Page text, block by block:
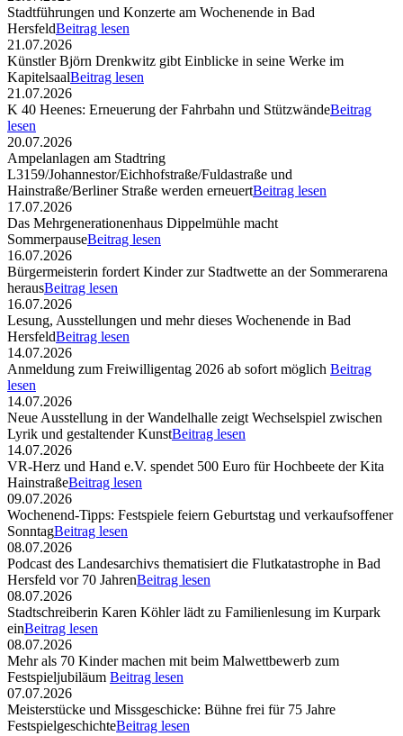
Stadtführungen und Konzerte am Wochenende in Bad
HersfeldBeitrag lesen
21.07.2026
Künstler Björn Drenkwitz gibt Einblicke in seine Werke im
KapitelsaalBeitrag lesen
21.07.2026
K 40 Heenes: Erneuerung der Fahrbahn und StützwändeBeitrag
lesen
20.07.2026
Ampelanlagen am Stadtring
L3159/Johannestor/Eichhofstraße/Fuldastraße und
Hainstraße/Berliner Straße werden erneuertBeitrag lesen
17.07.2026
Das Mehrgenerationenhaus Dippelmühle macht
SommerpauseBeitrag lesen
16.07.2026
Bürgermeisterin fordert Kinder zur Stadtwette an der Sommerarena
herausBeitrag lesen
16.07.2026
Lesung, Ausstellungen und mehr dieses Wochenende in Bad
HersfeldBeitrag lesen
14.07.2026
Anmeldung zum Freiwilligentag 2026 ab sofort möglich Beitrag
lesen
14.07.2026
Neue Ausstellung in der Wandelhalle zeigt Wechselspiel zwischen
Lyrik und gestaltender KunstBeitrag lesen
14.07.2026
VR-Herz und Hand e.V. spendet 500 Euro für Hochbeete der Kita
HainstraßeBeitrag lesen
09.07.2026
Wochenend-Tipps: Festspiele feiern Geburtstag und verkaufsoffener
SonntagBeitrag lesen
08.07.2026
Podcast des Landesarchivs thematisiert die Flutkatastrophe in Bad
Hersfeld vor 70 JahrenBeitrag lesen
08.07.2026
Stadtschreiberin Karen Köhler lädt zu Familienlesung im Kurpark
einBeitrag lesen
08.07.2026
Mehr als 70 Kinder machen mit beim Malwettbewerb zum
Festspieljubiläum Beitrag lesen
07.07.2026
Meisterstücke und Missgeschicke: Bühne frei für 75 Jahre
FestspielgeschichteBeitrag lesen